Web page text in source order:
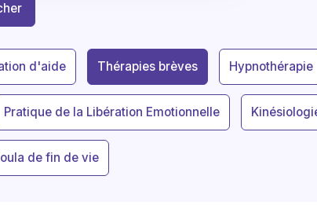
d'aide Thérapies brèves Hypnothérapie
Pratique de la Libération Emotionnelle
de fin de vie